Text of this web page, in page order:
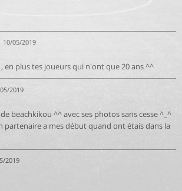
10/05/2019
en plus tes joueurs qui n'ont que 20 ans ^^
2019
beachkikou ^^ avec ses photos sans cesse ^_^
partenaire a mes début quand ont étais dans la
2019